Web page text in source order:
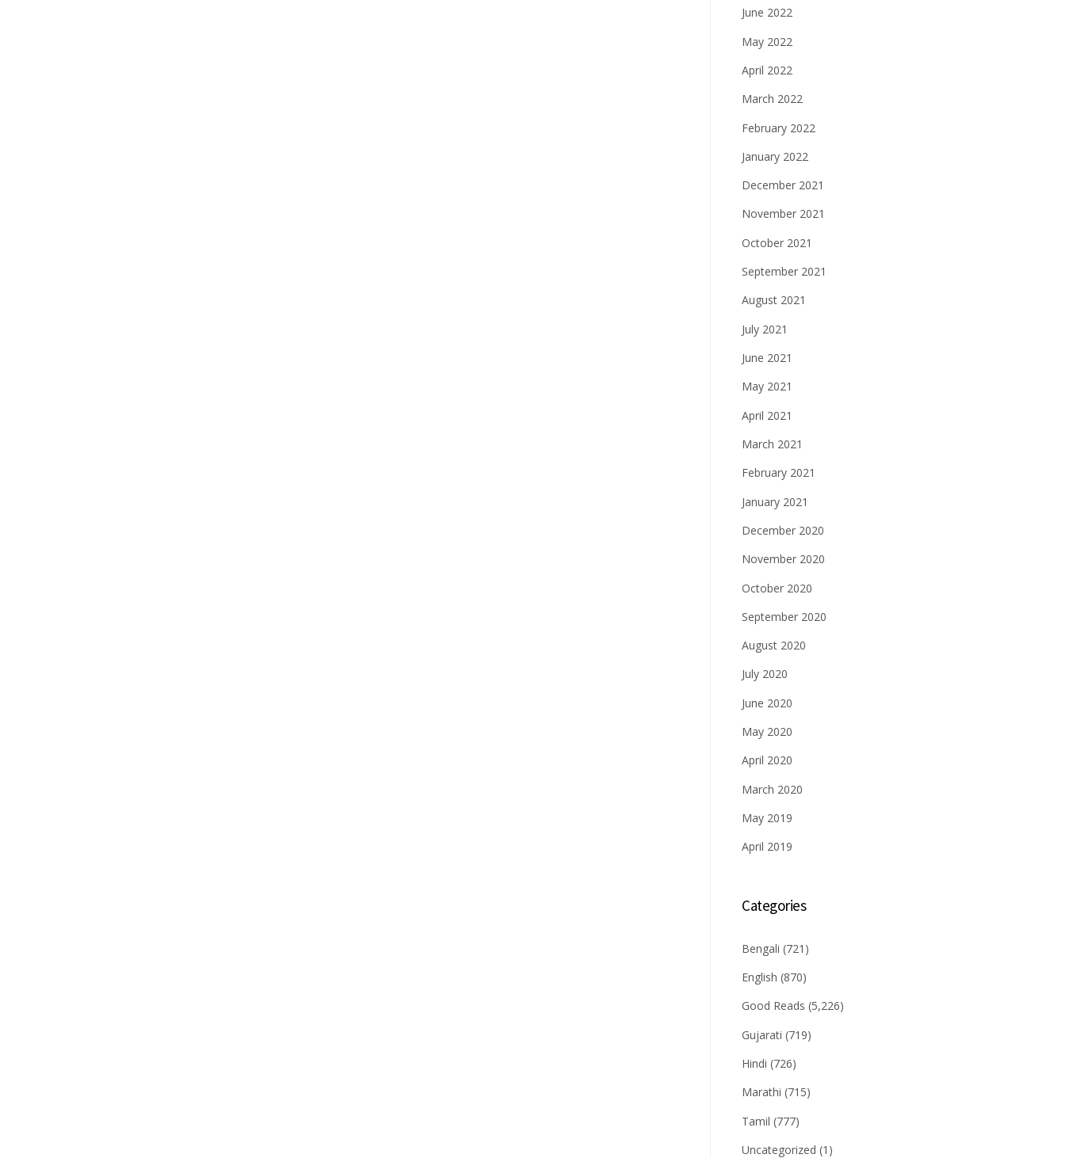
June 2022
May 2022
April 2022
March 2022
February 2022
January 2022
December 2021
November 2021
October 2021
September 2021
August 2021
July 2021
June 2021
May 2021
April 2021
March 2021
February 2021
January 2021
December 2020
November 2020
October 2020
September 2020
August 2020
July 2020
June 2020
May 2020
April 2020
March 2020
May 2019
April 2019
Categories
Bengali (721)
English (870)
Good Reads (5,226)
Gujarati (719)
Hindi (726)
Marathi (715)
Tamil (777)
Uncategorized (1)